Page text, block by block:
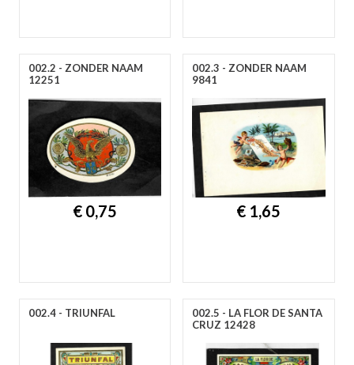
002.2 - ZONDER NAAM
12251
€ 0,75
002.3 - ZONDER NAAM
9841
€ 1,65
002.4 - TRIUNFAL
002.5 - LA FLOR DE SANTA
CRUZ 12428